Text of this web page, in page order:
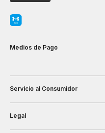
Medios de Pago
Servicio al Consumidor
Legal